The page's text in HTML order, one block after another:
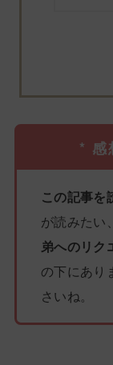
* 感
この記事を
が読みたい
弟へのリク
の下にあり
さいね。